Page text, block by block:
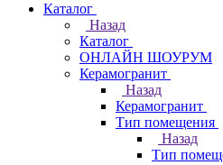
Каталог
Назад
Каталог
ОНЛАЙН ШОУРУМ
Керамогранит
Назад
Керамогранит
Тип помещения
Назад
Тип